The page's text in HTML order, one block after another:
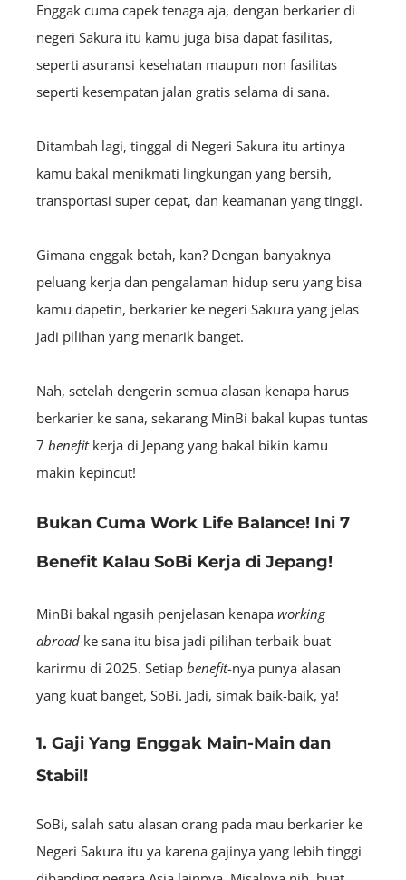
Enggak cuma capek tenaga aja, dengan berkarier di
negeri Sakura itu kamu juga bisa dapat fasilitas,
seperti asuransi kesehatan maupun non fasilitas
seperti kesempatan jalan gratis selama di sana.
Ditambah lagi, tinggal di Negeri Sakura itu artinya
kamu bakal menikmati lingkungan yang bersih,
transportasi super cepat, dan keamanan yang tinggi.
Gimana enggak betah, kan? Dengan banyaknya
peluang kerja dan pengalaman hidup seru yang bisa
kamu dapetin, berkarier ke negeri Sakura yang jelas
jadi pilihan yang menarik banget.
Nah, setelah dengerin semua alasan kenapa harus
berkarier ke sana, sekarang MinBi bakal kupas tuntas
7 benefitkerja di Jepang yang bakal bikin kamu
makin kepincut!
Bukan Cuma Work Life Balance! Ini 7
Benefit Kalau SoBi Kerja di Jepang!
MinBi bakal ngasih penjelasan kenapa working
abroad ke sana itu bisa jadi pilihan terbaik buat
karirmu di 2025. Setiap benefit-nya punya alasan
yang kuat banget, SoBi. Jadi, simak baik-baik, ya!
1. Gaji Yang Enggak Main-Main dan
Stabil!
SoBi, salah satu alasan orang pada mau berkarier ke
Negeri Sakura itu ya karena gajinya yang lebih tinggi